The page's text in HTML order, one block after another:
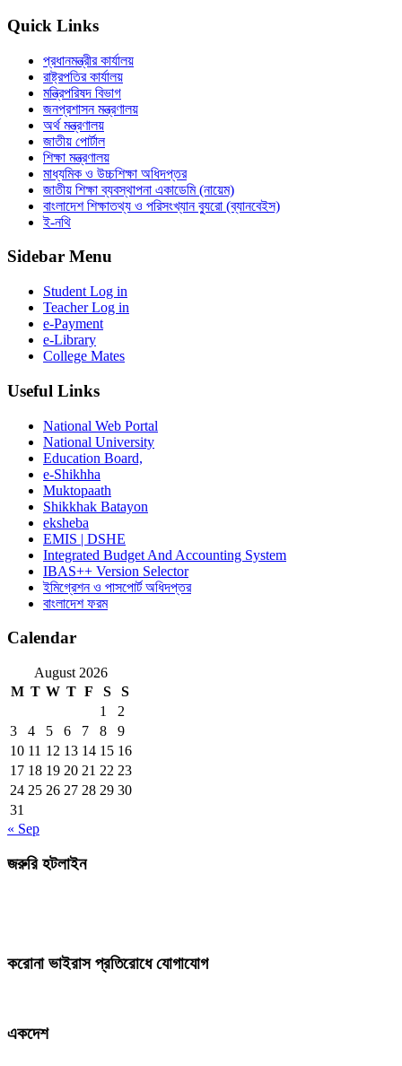
Quick Links
প্রধানমন্ত্রীর কার্যালয়
রাষ্ট্রপতির কার্যালয়
মন্ত্রিপরিষদ বিভাগ
জনপ্রশাসন মন্ত্রণালয়
অর্থ মন্ত্রণালয়
জাতীয় পোর্টাল
শিক্ষা মন্ত্রণালয়
মাধ্যমিক ও উচ্চশিক্ষা অধিদপ্তর
জাতীয় শিক্ষা ব্যবস্থাপনা একাডেমি (নায়েম)
বাংলাদেশ শিক্ষাতথ্য ও পরিসংখ্যান ব্যুরো (ব্যানবেইস)
ই-নথি
Sidebar Menu
Student Log in
Teacher Log in
e-Payment
e-Library
College Mates
Useful Links
National Web Portal
National University
Education Board,
e-Shikhha
Muktopaath
Shikkhak Batayon
eksheba
EMIS | DSHE
Integrated Budget And Accounting System
IBAS++ Version Selector
ইমিগ্রেশন ও পাসপোর্ট অধিদপ্তর
বাংলাদেশ ফরম
Calendar
August 2026
M T W T F S
S
1
2
3
4 5 6 7 8
9
10 11 12 13 14 15 16
17 18 19 20 21 22 23
24 25 26 27 28 29 30
31
« Sep
জরুরি হটলাইন
করোনা ভাইরাস প্রতিরোধে যোগাযোগ
একদেশ